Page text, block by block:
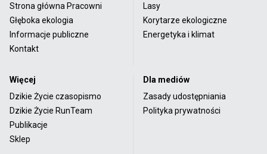
Strona główna Pracowni
Głęboka ekologia
Informacje publiczne
Kontakt
Lasy
Korytarze ekologiczne
Energetyka i klimat
Więcej
Dzikie Życie czasopismo
Dzikie Życie RunTeam
Publikacje
Sklep
Dla mediów
Zasady udostępniania
Polityka prywatności